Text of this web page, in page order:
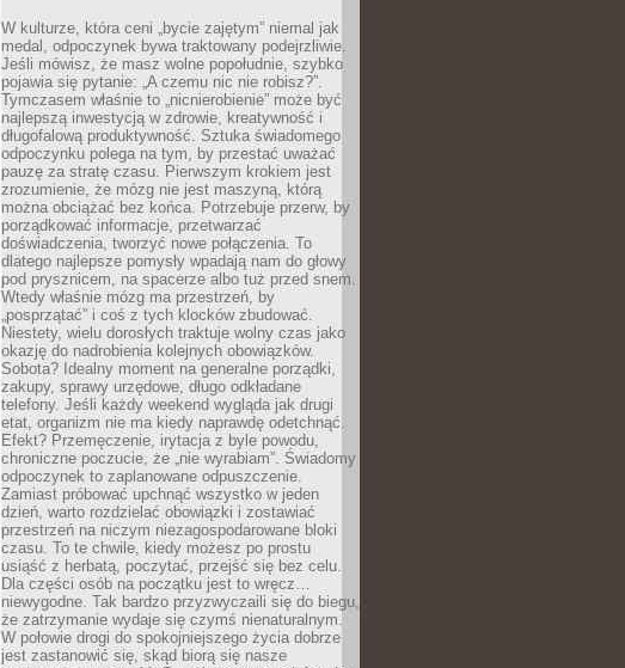
W kulturze, która ceni „bycie zajętym” niemal jak
medal, odpoczynek bywa traktowany podejrzliwie.
Jeśli mówisz, że masz wolne popołudnie, szybko
pojawia się pytanie: „A czemu nic nie robisz?”.
Tymczasem właśnie to „nicnierobienie” może być
najlepszą inwestycją w zdrowie, kreatywność i
długofalową produktywność. Sztuka świadomego
odpoczynku polega na tym, by przestać uważać
pauzę za stratę czasu. Pierwszym krokiem jest
zrozumienie, że mózg nie jest maszyną, którą
można obciążać bez końca. Potrzebuje przerw, by
porządkować informacje, przetwarzać
doświadczenia, tworzyć nowe połączenia. To
dlatego najlepsze pomysły wpadają nam do głowy
pod prysznicem, na spacerze albo tuż przed snem.
Wtedy właśnie mózg ma przestrzeń, by
„posprzątać” i coś z tych klocków zbudować.
Niestety, wielu dorosłych traktuje wolny czas jako
okazję do nadrobienia kolejnych obowiązków.
Sobota? Idealny moment na generalne porządki,
zakupy, sprawy urzędowe, długo odkładane
telefony. Jeśli każdy weekend wygląda jak drugi
etat, organizm nie ma kiedy naprawdę odetchnąć.
Efekt? Przemęczenie, irytacja z byle powodu,
chroniczne poczucie, że „nie wyrabiam”. Świadomy
odpoczynek to zaplanowane odpuszczenie.
Zamiast próbować upchnąć wszystko w jeden
dzień, warto rozdzielać obowiązki i zostawiać
przestrzeń na niczym niezagospodarowane bloki
czasu. To te chwile, kiedy możesz po prostu
usiąść z herbatą, poczytać, przejść się bez celu.
Dla części osób na początku jest to wręcz…
niewygodne. Tak bardzo przyzwyczaili się do biegu,
że zatrzymanie wydaje się czymś nienaturalnym.
W połowie drogi do spokojniejszego życia dobrze
jest zastanowić się, skąd biorą się nasze